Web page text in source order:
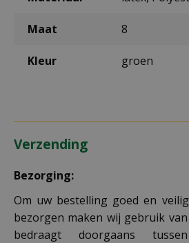
Maat 8
Kleur groen
Verzending
Bezorging:
Om uw bestelling goed en
bezorgen maken wij gebruik
bedraagt doorgaans